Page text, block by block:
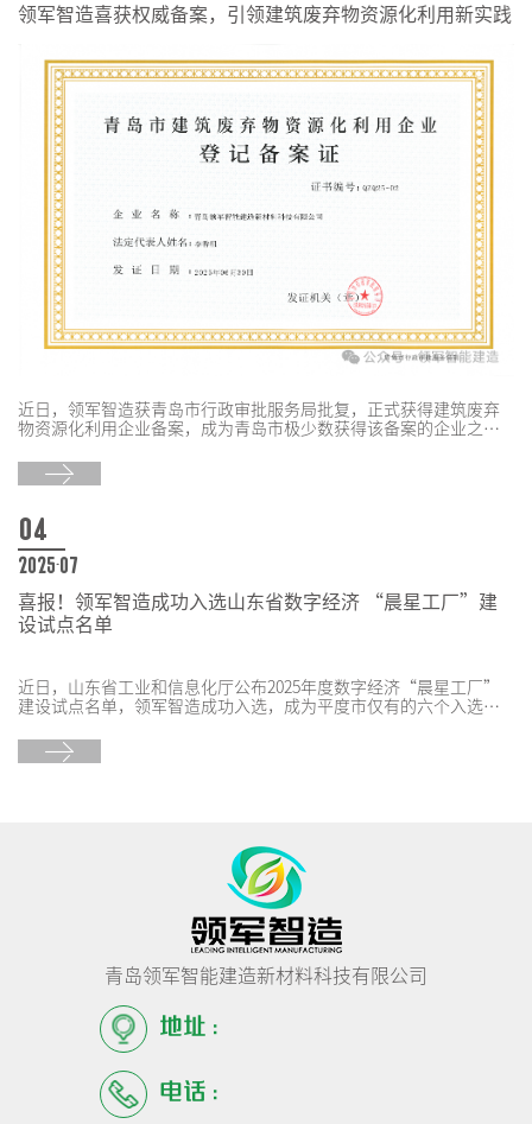
领军智造喜获权威备案，引领建筑废弃物资源化利用新实践
近日，领军智造获青岛市行政审批服务局批复，正式获得建筑废弃
物资源化利用企业备案，成为青岛市极少数获得该备案的企业之
04
2025-07
喜报！领军智造成功入选山东省数字经济 “晨星工厂”建
设试点名单
近日，山东省工业和信息化厅公布2025年度数字经济“晨星工厂”
建设试点名单，领军智造成功入选，成为平度市仅有的六个入选工
青岛领军智能建造新材料科技有限公司
地址：
电话：